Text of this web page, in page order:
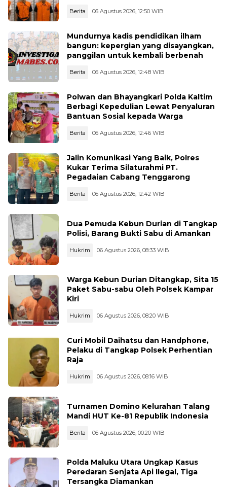
Berita 06 Agustus 2026, 12:50 WIB
Mundurnya kadis pendidikan ilham
bangun: kepergian yang disayangkan,
panggilan untuk kembali berbenah
Berita 06 Agustus 2026, 12:48 WIB
Polwan dan Bhayangkari Polda Kaltim
Berbagi Kepedulian Lewat Penyaluran
Bantuan Sosial kepada Warga
Berita 06 Agustus 2026, 12:46 WIB
Jalin Komunikasi Yang Baik, Polres
Kukar Terima Silaturahmi PT.
Pegadaian Cabang Tenggarong
Berita 06 Agustus 2026, 12:42 WIB
Dua Pemuda Kebun Durian di Tangkap
Polisi, Barang Bukti Sabu di Amankan
Hukrim 06 Agustus 2026, 08:33 WIB
Warga Kebun Durian Ditangkap, Sita 15
Paket Sabu-sabu Oleh Polsek Kampar
Kiri
Hukrim 06 Agustus 2026, 08:20 WIB
Curi Mobil Daihatsu dan Handphone,
Pelaku di Tangkap Polsek Perhentian
Raja
Hukrim 06 Agustus 2026, 08:16 WIB
Turnamen Domino Kelurahan Talang
Mandi HUT Ke-81 Republik Indonesia
Berita 06 Agustus 2026, 00:20 WIB
Polda Maluku Utara Ungkap Kasus
Peredaran Senjata Api Ilegal, Tiga
Tersangka Diamankan